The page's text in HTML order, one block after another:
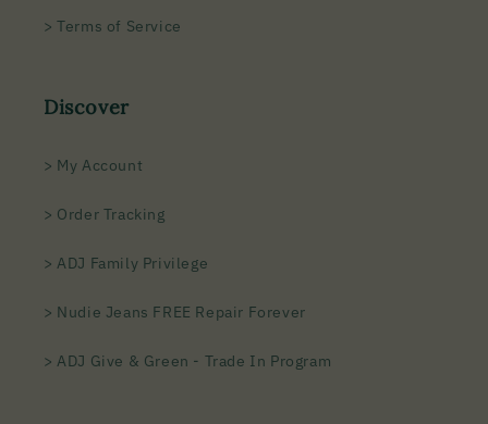
> Terms of Service
Discover
> My Account
> Order Tracking
> ADJ Family Privilege
> Nudie Jeans FREE Repair Forever
> ADJ Give & Green - Trade In Program